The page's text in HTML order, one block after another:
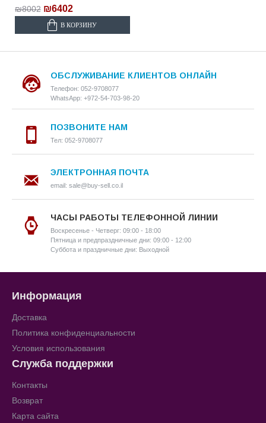
₪8002 ₪6402
В КОРЗИНУ
ОБСЛУЖИВАНИЕ КЛИЕНТОВ ОНЛАЙН
Телефон: 052-9708077
WhatsApp: +972-54-703-98-20
ПОЗВОНИТЕ НАМ
Тел: 052-9708077
ЭЛЕКТРОННАЯ ПОЧТА
email: sale@buy-sell.co.il
ЧАСЫ РАБОТЫ ТЕЛЕФОННОЙ ЛИНИИ
Воскресенье - Четверг: 09:00 - 18:00
Пятница и предпраздничные дни: 09:00 - 12:00
Суббота и праздничные дни: Выходной
Информация
Доставка
Политика конфиденциальности
Условия использования
Служба поддержки
Контакты
Возврат
Карта сайта